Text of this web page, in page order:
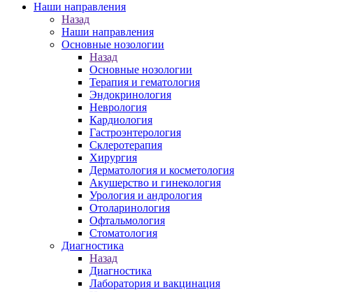
Наши направления
Назад
Наши направления
Основные нозологии
Назад
Основные нозологии
Терапия и гематология
Эндокринология
Неврология
Кардиология
Гастроэнтерология
Склеротерапия
Хирургия
Дерматология и косметология
Акушерство и гинекология
Урология и андрология
Отоларинология
Офтальмология
Стоматология
Диагностика
Назад
Диагностика
Лаборатория и вакцинация